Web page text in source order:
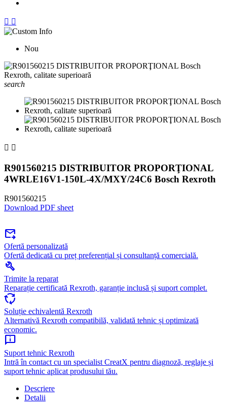
 
Nou
search
 
R901560215 DISTRIBUITOR PROPORŢIONAL
4WRLE16V1-150L-4X/MXY/24C6 Bosch Rexroth
R901560215
Download PDF sheet
forward_to_inbox
Ofertă personalizată
Ofertă dedicată cu preț preferențial și consultanță comercială.
build
Trimite la reparat
Reparație certificată Rexroth, garanție inclusă și suport complet.
cycle
Soluție echivalentă Rexroth
Alternativă Rexroth compatibilă, validată tehnic și optimizată
economic.
chat_info
Suport tehnic Rexroth
Intră în contact cu un specialist CreatX pentru diagnoză, reglaje și
suport tehnic aplicat produsului tău.
Descriere
Detalii